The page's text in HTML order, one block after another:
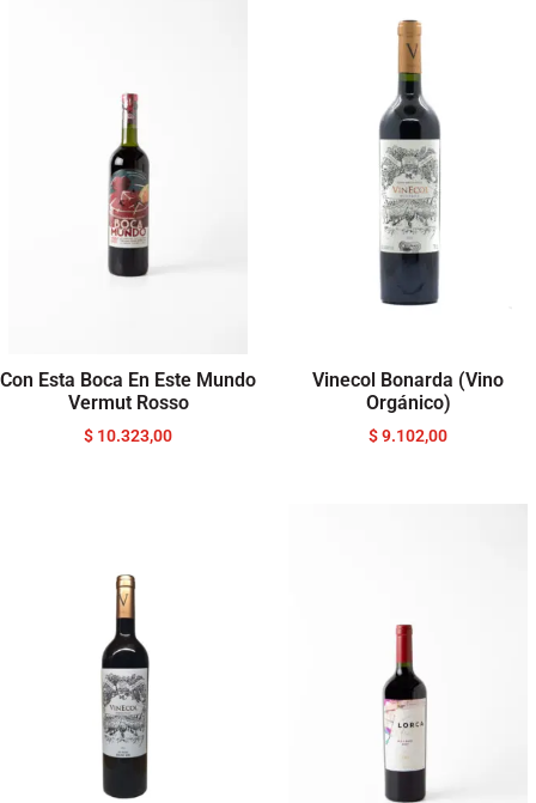
Con Esta Boca En Este Mundo
Vermut Rosso
$ 10.323,00
Vinecol Bonarda (Vino
Orgánico)
$9.102,00